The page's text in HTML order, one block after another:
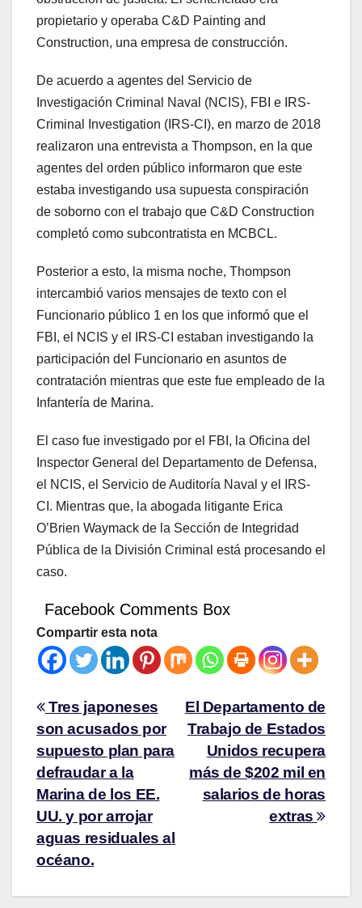
propietario y operaba C&D Painting and
Construction, una empresa de construcción.
De acuerdo a agentes del Servicio de
Investigación Criminal Naval (NCIS), FBI e IRS-
Criminal Investigation (IRS-CI), en marzo de 2018
realizaron una entrevista a Thompson, en la que
agentes del orden público informaron que este
estaba investigando usa supuesta conspiración
de soborno con el trabajo que C&D Construction
completó como subcontratista en MCBCL.
Posterior a esto, la misma noche, Thompson
intercambió varios mensajes de texto con el
Funcionario público 1 en los que informó que el
FBI, el NCIS y el IRS-CI estaban investigando la
participación del Funcionario en asuntos de
contratación mientras que este fue empleado de la
Infantería de Marina.
El caso fue investigado por el FBI, la Oficina del
Inspector General del Departamento de Defensa,
el NCIS, el Servicio de Auditoría Naval y el IRS-
CI. Mientras que, la abogada litigante Erica
O’Brien Waymack de la Sección de Integridad
Pública de la División Criminal está procesando el
caso.
Facebook Comments Box
Compartir esta nota
El Departamento de
Trabajo de Estados
Unidos recupera
más de $202 mil en
salarios de horas
extras
Tres japoneses
son acusados por
supuesto plan para
defraudar a la
Marina de los EE.
UU. y por arrojar
aguas residuales al
océano.